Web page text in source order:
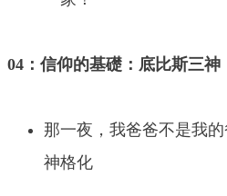
04：信仰的基礎：底比斯三神
那一夜，我爸爸不是我
神格化